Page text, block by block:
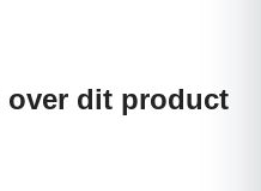
over dit product